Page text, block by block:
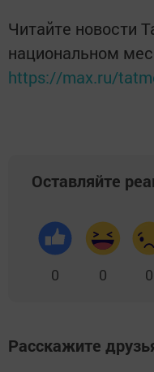
Читайте новости
национальном
https://max.ru/
Оставляйте
0 0 0
Расскажите